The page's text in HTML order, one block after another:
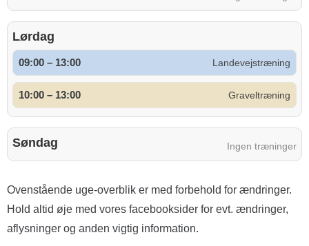
Lørdag
09:00 – 13:00 Landevejstræning
10:00 – 13:00 Graveltræning
Søndag Ingen træninger
Ovenstående uge-overblik er med forbehold for ændringer.
Hold altid øje med vores facebooksider for evt. ændringer,
aflysninger og anden vigtig information.